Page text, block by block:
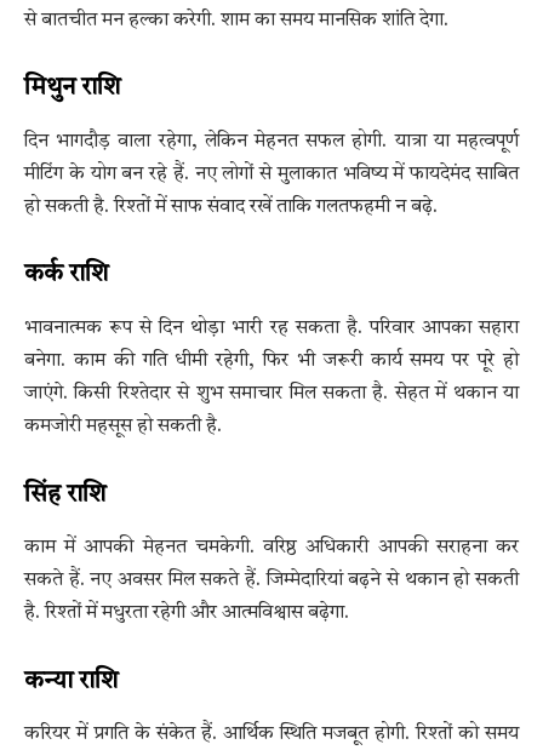
से बातचीत मन हल्का करेगी. शाम का समय मानसिक शांति देगा.
मिथुन राशि
दिन भागदौड़ वाला रहेगा, लेकिन मेहनत सफल होगी. यात्रा या महत्वपूर्ण
मीटिंग के योग बन रहे हैं. नए लोगों से मुलाकात भविष्य में फायदेमंद साबित
हो सकती है. रिश्तों में साफ संवाद रखें ताकि गलतफहमी न बढ़े.
कर्क राशि
भावनात्मक रूप से दिन थोड़ा भारी रह सकता है. परिवार आपका सहारा
बनेगा. काम की गति धीमी रहेगी, फिर भी जरूरी कार्य समय पर पूरे हो
जाएंगे. किसी रिश्तेदार से शुभ समाचार मिल सकता है. सेहत में थकान या
कमजोरी महसूस हो सकती है.
सिंह राशि
काम में आपकी मेहनत चमकेगी. वरिष्ठ अधिकारी आपकी सराहना कर
सकते हैं. नए अवसर मिल सकते हैं. जिम्मेदारियां बढ़ने से थकान हो सकती
है. रिश्तों में मधुरता रहेगी और आत्मविश्वास बढ़ेगा.
कन्या राशि
करियर में प्रगति के संकेत हैं. आर्थिक स्थिति मजबूत होगी. रिश्तों को समय